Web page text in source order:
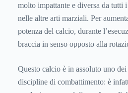
molto impattante e diversa da tutti
nelle altre arti marziali. Per
potenza del calcio, durante
braccia in senso opposto alla
Questo calcio è in assoluto uno
discipline di combattimento: è